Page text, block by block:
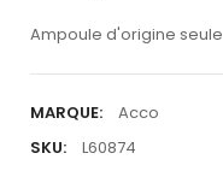
Ampoule d'origine seule
MARQUE:
Acco
SKU:
L60874